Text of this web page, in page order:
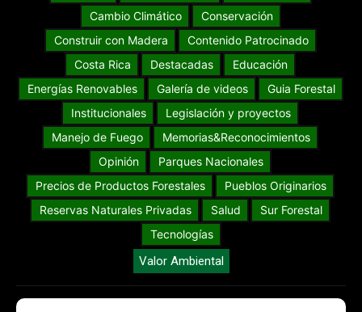
Cambio Climático
Conservación
Construir con Madera
Contenido Patrocinado
Costa Rica
Destacadas
Educación
Energías Renovables
Galería de videos
Guia Forestal
Institucionales
Legislación y proyectos
Manejo de Fuego
Memorias&Reconocimientos
Opinión
Parques Nacionales
Precios de Productos Forestales
Pueblos Originarios
Reservas Naturales Privadas
Salud
Sur Forestal
Tecnologías
Valor Ambiental